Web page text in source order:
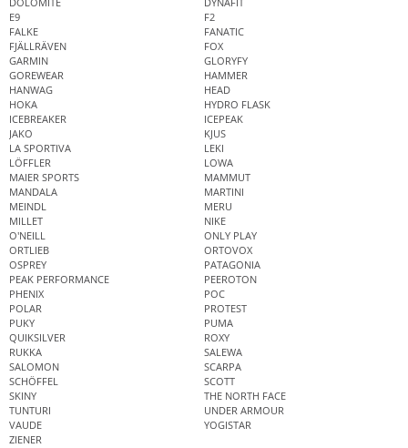
E9
F2
FALKE
FANATIC
FJÄLLRÄVEN
FOX
GARMIN
GLORYFY
GOREWEAR
HAMMER
HANWAG
HEAD
HOKA
HYDRO FLASK
ICEBREAKER
ICEPEAK
JAKO
KJUS
LA SPORTIVA
LEKI
LÖFFLER
LOWA
MAIER SPORTS
MAMMUT
MANDALA
MARTINI
MEINDL
MERU
MILLET
NIKE
O'NEILL
ONLY PLAY
ORTLIEB
ORTOVOX
OSPREY
PATAGONIA
PEAK PERFORMANCE
PEEROTON
PHENIX
POC
POLAR
PROTEST
PUKY
PUMA
QUIKSILVER
ROXY
RUKKA
SALEWA
SALOMON
SCARPA
SCHÖFFEL
SCOTT
SKINY
THE NORTH FACE
TUNTURI
UNDER ARMOUR
VAUDE
YOGISTAR
ZIENER